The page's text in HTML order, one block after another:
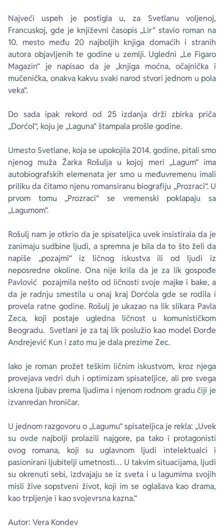
Najveći uspeh je postigla u, za Svetlanu voljenoj,
Francuskoj, gde je književni časopis „Lir“ stavio roman na
10. mesto među 20 najboljih knjiga domaćih i stranih
autora objavljenih te godine u zemlji. Ugledni „Le Figaro
Magazin“ je napisao da je „knjiga moćna, očajnička i
mučenička, onakva kakvu svaki narod stvori jednom u pola
veka“.
Do sada ipak rekord od 25 izdanja drži zbirka priča
„Dorćol“, koju je „Laguna“ štampala prošle godine.
Umesto Svetlane, koja se upokojila 2014. godine, pitali smo
njenog muža Žarka Rošulja u kojoj meri „Lagum“ ima
autobiografskih elemenata jer smo u međuvremenu imali
priliku da čitamo njenu romansiranu biografiju „Prozraci“. U
prvom tomu „Prozraci“ se vremenski poklapaju sa
„Lagumom“.
Rošulj nam je otkrio da je spisateljica uvek insistirala da je
zanimaju sudbine ljudi, a spremna je bila da to što želi da
napiše „pozajmi“ iz ličnog iskustva ili od ljudi iz
neposredne okoline. Ona nije krila da je za lik gospođe
Pavlović pozajmila nešto od ličnosti svoje majke i bake, a
da je radnju smestila u onaj kraj Dorćola gde se rodila i
provela ratne godine. Rošulj je ukazao na lik slikara Pavla
Zeca, koji postaje ugledna ličnost u komunističkom
Beogradu. Svetlani je za taj lik poslužio kao model Đorđe
Andrejević Kun i zato mu je dala prezime Zec.
Iako je roman prožet teškim ličnim iskustvom, kroz njega
provejava vedri duh i optimizam spisateljice, ali pre svega
iskrena ljubav prema ljudima i njenom rodnom gradu čiji je
izvanredan hroničar.
U jednom razgovoru o „Lagumu“ spisateljica je rekla: „Uvek
su ovde najbolji prolazili najgore, pa tako i protagonisti
ovog romana, koji su uglavnom ljudi intelektualci i
pasionirani ljubitelji umetnosti… U takvim situacijama, ljudi
su okrenuti sebi, izdvajaju se iz sveta i u lagumima svojih
misli žive sopstveni život, koji im se oglašava kao drama,
kao trpljenje i kao svojevrsna kazna.“
Autor: Vera Kondev